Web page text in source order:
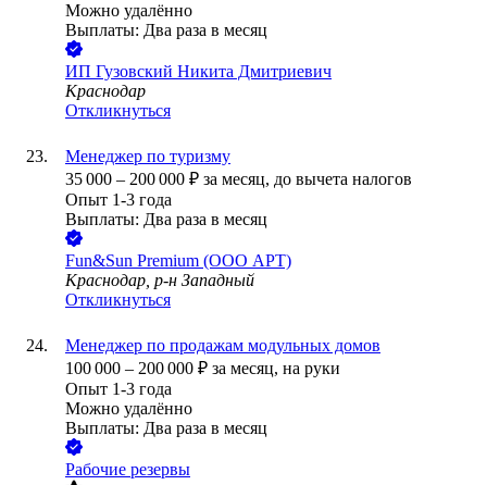
Можно удалённо
Выплаты: Два раза в месяц
ИП Гузовский Никита Дмитриевич
Краснодар
Откликнуться
Менеджер по туризму
35 000 – 200 000 ₽ за месяц, до вычета налогов
Опыт 1-3 года
Выплаты: Два раза в месяц
Fun&Sun Premium (ООО АРТ)
Краснодар, р-н Западный
Откликнуться
Менеджер по продажам модульных домов
100 000 – 200 000 ₽ за месяц, на руки
Опыт 1-3 года
Можно удалённо
Выплаты: Два раза в месяц
Рабочие резервы